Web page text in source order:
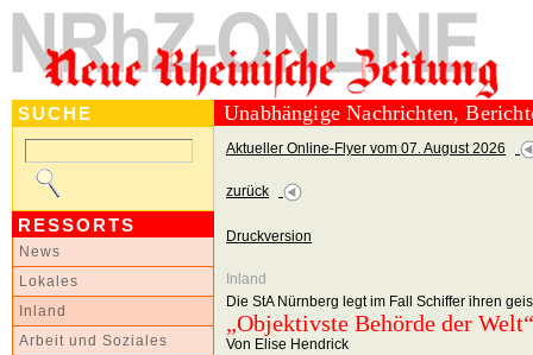
SUCHE
RESSORTS
News
Lokales
Inland
Arbeit und Soziales
Unabhängige Nachrichten,
Aktueller Online-Flyer vom 07. August 2026
zurück
Druckversion
Inland
Die StA Nürnberg legt im Fall Schiffer ihren
„Objektivste Behörde der Welt“
Von Elise Hendrick